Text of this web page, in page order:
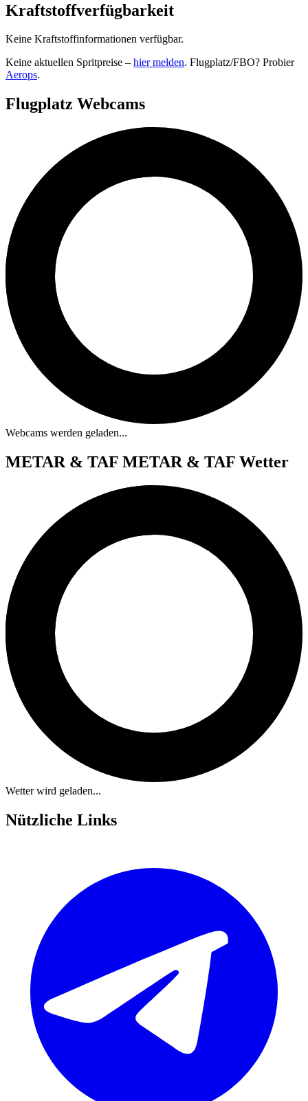
Kraftstoffverfügbarkeit
Keine Kraftstoffinformationen verfügbar.
Keine aktuellen Spritpreise – hier melden. Flugplatz/FBO? Probier
Aerops.
Flugplatz Webcams
Webcams werden geladen...
METAR & TAF METAR & TAF Wetter
Wetter wird geladen...
Nützliche Links